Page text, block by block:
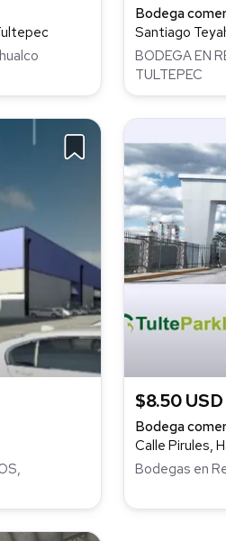
Bodega
Santiago
BODEGA EN
TULTEPEC
$8.50 USD
Bodega
Calle Pirules,
Bodegas en